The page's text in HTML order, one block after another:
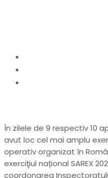
În zilele de 9 respectiv 10
avut loc cel mai amplu
operativ organizat în
exerciţiul național SAREX
coordonarea